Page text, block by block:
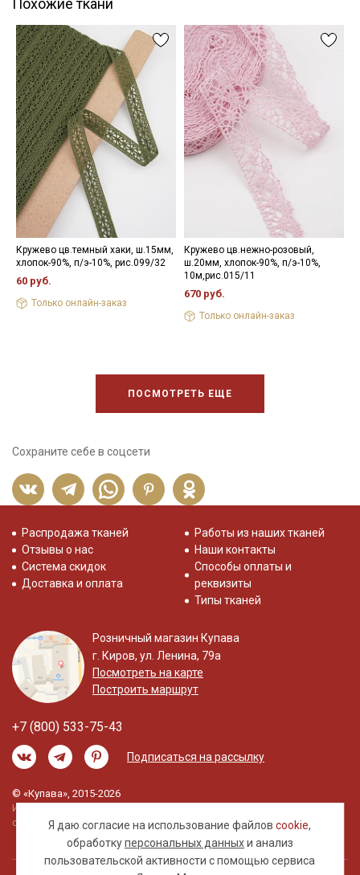
Цветопередача может отличаться от оригинального цвета в
зависимости от настроек вашего монитора.
Похожие ткани
Кружево цв.темный хаки, ш.15мм,
хлопок-90%, п/э-10%, рис.099/32
60 руб.
Только онлайн-заказ
Кружево цв.нежно-розовый,
ш.20мм, хлопок-90%, п/э-10%,
10м,рис.015/11
670 руб.
Только онлайн-заказ
ПОСМОТРЕТЬ ЕЩЕ
Сохраните себе в соцсети
Я даю согласие на использование файловcookie,
обработкуперсональных данныхи анализ
пользовательской активности с помощью сервиса
Распродажа тканей
Отзывы о нас
Система скидок
Доставка и оплата
Работы из наших тканей
Наши контакты
Способы оплаты и
реквизиты
Типы тканей
Розничный магазин Купава
г. Киров, ул. Ленина, 79а
Посмотреть на карте
Построить маршрут
+7 (800) 533-75-43
Подписаться на рассылку
© «Купава», 2015-2026
Информация на сайте не является публичной
офертой.